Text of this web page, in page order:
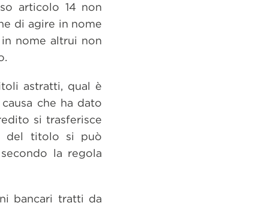
articolo 14 non
di agire in nome
nome altrui non
astratti, qual è
che ha dato
si trasferisce
del titolo si può
la regola
bancari tratti da